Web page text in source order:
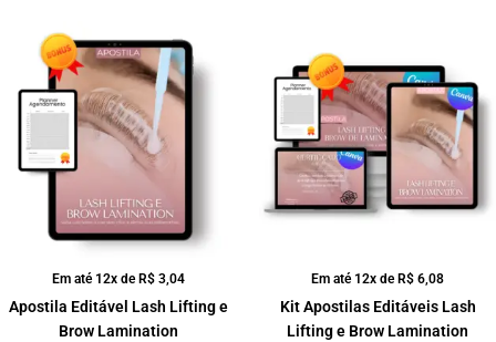
Em até 12x de R$ 3,04
Apostila Editável Lash Lifting e
Brow Lamination
Em até 12x de R$ 6,08
Kit Apostilas Editáveis Lash
Lifting e Brow Lamination